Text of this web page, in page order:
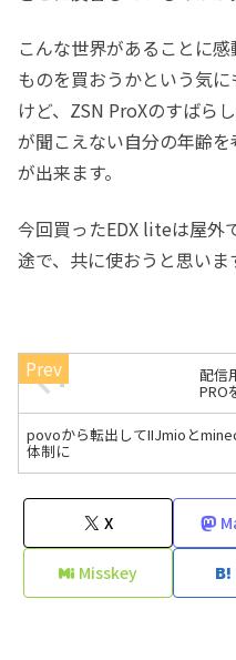
こんな世界があることに
ものを買おうかという気に
けど、ZSN ProXのすばら
が聞こえない自分の年齢
が出来ます。
今回買ったEDX liteは屋外
途で、共に使おうと思いま
配信
PRO
povoから転出してIIJmioと
体制に
X
Misskey